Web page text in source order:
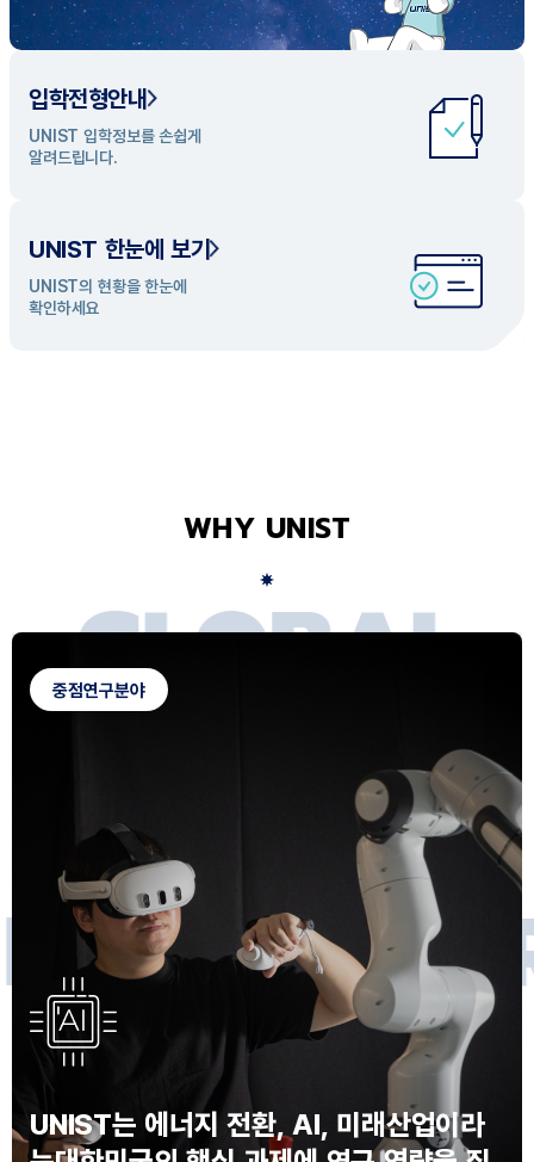
전공탐색 가이드 바로가기
UNIST 학과 소개
UNIST의 개성있는 학과들을
탐색해 보세요
입학전형안내
UNIST 입학정보를 손쉽게
알려드립니다.
UNIST 한눈에 보기
UNIST의 현황을 한눈에
확인하세요
WHY UNIST
GLOBAL
CA S
R
FU TU RE
NNOVATO
S
중점연구분야
UNIST는 에너지 전환, AI, 미래산업이라